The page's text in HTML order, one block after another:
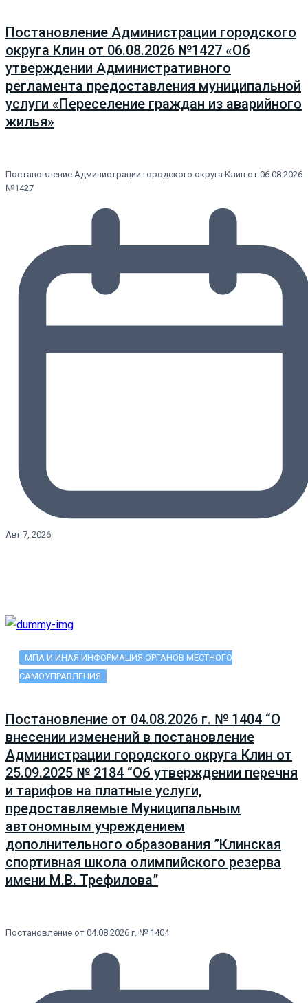
Постановление Администрации городского
округа Клин от 06.08.2026 №1427 «Об
утверждении Административного
регламента предоставления муниципальной
услуги «Переселение граждан из аварийного
жилья»
Постановление Администрации городского округа Клин от 06.08.2026
№1427
Авг 7, 2026
МПА И ИНАЯ ИНФОРМАЦИЯ ОРГАНОВ МЕСТНОГО
САМОУПРАВЛЕНИЯ
Постановление от 04.08.2026 г. № 1404 “О
внесении изменений в постановление
Администрации городского округа Клин от
25.09.2025 № 2184 “Об утверждении перечня
и тарифов на платные услуги,
предоставляемые Муниципальным
автономным учреждением
дополнительного образования ”Клинская
спортивная школа олимпийского резерва
имени М.В. Трефилова”
Постановление от 04.08.2026 г. № 1404